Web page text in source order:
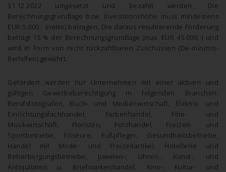
31.12.2022 umgesetzt und bezahlt werden. Die
Berechnungsgrundlage bzw. Investitionshöhe muss mindestens
EUR 5.000,- (netto) betragen. Die daraus resultierende Förderung
beträgt 15 % der Berechnungsgrundlage (max. EUR 45.000,-) und
wird in Form von nicht rückzahlbaren Zuschüssen (De-minimis-
Beihilfen) gewährt.
Gefördert werden nur Unternehmen mit einer aktiven und
gültigen Gewerbeberechtigung in folgenden Branchen:
Berufsfotografen, Buch- und Medienwirtschaft, Elektro- und
Einrichtungsfachhandel, Farbenhandel, Film- und
Musikwirtschaft, Floristen, Fotohandel, Freizeit- und
Sportbetriebe, Friseure, Fußpfleger, Gesundheitsbetriebe,
Handel mit Mode- und Freizeitartikel, Hotellerie und
Beherbergungsbetriebe, Juwelen-, Uhren-, Kunst-, und
Antiquitäten u. Briefmarkenhandel, Kino-, Kultur- und